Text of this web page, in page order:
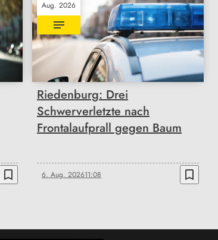
bookmark_border
Aug. 2026
Riedenburg: Drei
Schwerverletzte nach
Frontalaufprall gegen Baum
6. Aug. 202611:08 bookmark_border